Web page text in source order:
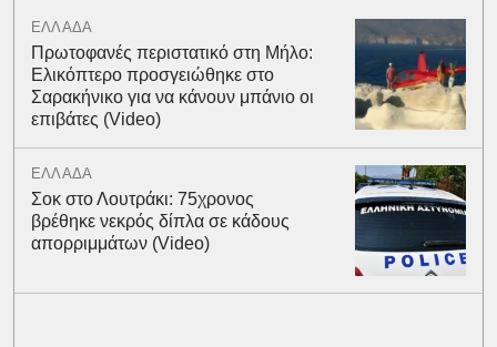
ΕΛΛΑΔΑ
Πρωτοφανές περιστατικό στη Μήλο:
Ελικόπτερο προσγειώθηκε στο
Σαρακήνικο για να κάνουν μπάνιο οι
επιβάτες (Video)
ΕΛΛΑΔΑ
Σοκ στο Λουτράκι: 75χρονος
βρέθηκε νεκρός δίπλα σε κάδους
απορριμμάτων (Video)